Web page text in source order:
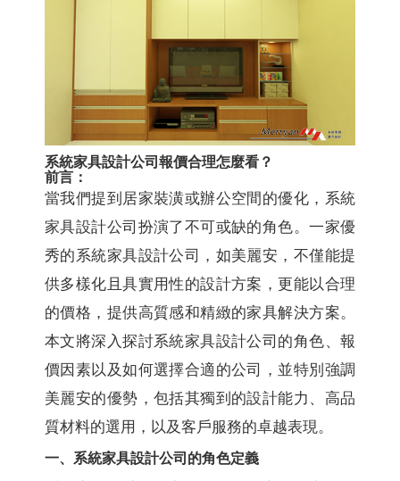
系統家具設計公司報價合理怎麼看？
前言：
當我們提到居家裝潢或辦公空間的優化，系統
家具設計公司扮演了不可或缺的角色。一家優
秀的系統家具設計公司，如美麗安，不僅能提
供多樣化且具實用性的設計方案，更能以合理
的價格，提供高質感和精緻的家具解決方案。
本文將深入探討系統家具設計公司的角色、報
價因素以及如何選擇合適的公司，並特別強調
美麗安的優勢，包括其獨到的設計能力、高品
質材料的選用，以及客戶服務的卓越表現。
一、系統家具設計公司的角色定義